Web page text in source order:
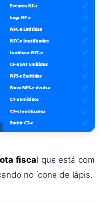
fiscal que está com
no ícone de lápis.